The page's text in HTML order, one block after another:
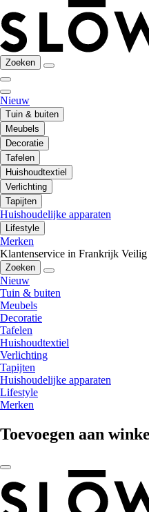
Zoeken
Nieuw
Tuin & buiten
Meubels
Decoratie
Tafelen
Huishoudtextiel
Verlichting
Tapijten
Huishoudelijke apparaten
Lifestyle
Merken
Klantenservice in Frankrijk Veilig
Zoeken
Nieuw
Tuin & buiten
Meubels
Decoratie
Tafelen
Huishoudtextiel
Verlichting
Tapijten
Huishoudelijke apparaten
Lifestyle
Merken
Toevoegen aan